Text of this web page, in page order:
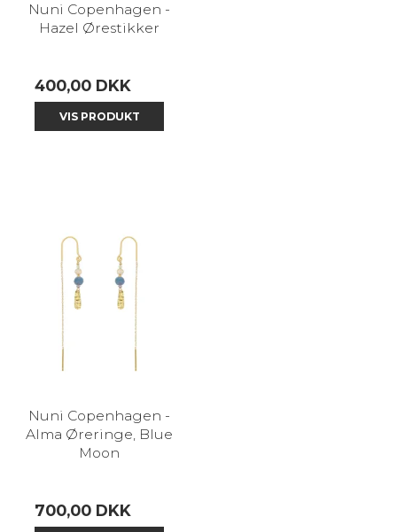
Nuni Copenhagen -
Hazel Ørestikker
400,00 DKK
VIS PRODUKT
Nuni Copenhagen -
Alma Øreringe, Blue
Moon
700,00 DKK